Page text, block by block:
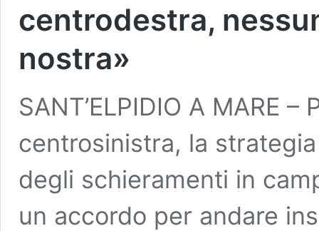
centrodestra,
nostra»
SANT’ELPIDIO A MARE
centrosinistra, la
degli schieramenti in
un accordo per andare